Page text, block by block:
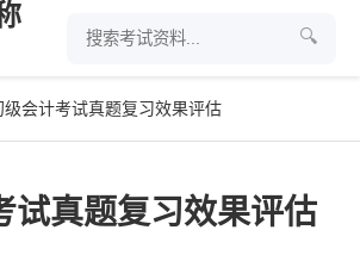
🔍
级会计考试真题复习效果评估
试真题复习效果评估